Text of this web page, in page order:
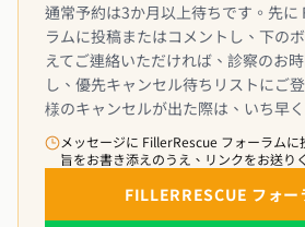
通常予約は3か月以上待ちです。先
ラムに投稿またはコメントし、下の
えてご連絡いただければ、診察のお
し、優先キャンセル待ちリストにご
様のキャンセルが出た際は、いち早
メッセージに FillerRescue フォーラム
旨をお書き添えのうえ、リンクをお送り
FILLERRESCUE フォー